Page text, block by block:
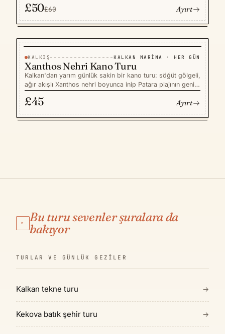
ardından İngilizce konuşan rehberiniz pastel renkli limanı,
için ideal sakin tavernaları gösterir. Tam gün, aile dostu,
ise başlı başına hatıra.
£50£60 Ayırt
TURLAR
KALKIŞ KALKAN MARINA · HER GÜN
Xanthos Nehri Kano Turu
Kalkan'dan yarım günlük sakin bir kano turu: söğüt gölgeli,
ağır akışlı Xanthos nehri boyunca inip Patara plajının geniş
rota, küçük bir grupla İngilizce konuşan rehber eşliğinde
yemeğiyle bölünür. Sahile yeşil ve serinletici bir alternatif
£45 Ayırt
▸
Bu turu sevenler şuralara da
bakıyor
TURLAR VE GÜNLÜK GEZILER
Kalkan tekne turu →
Kekova batık şehir turu →